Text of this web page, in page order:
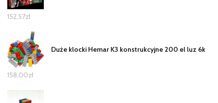
152,57zł
Duże klocki Hemar K3 konstrukcyjne 200 el luz 6k
158,00zł